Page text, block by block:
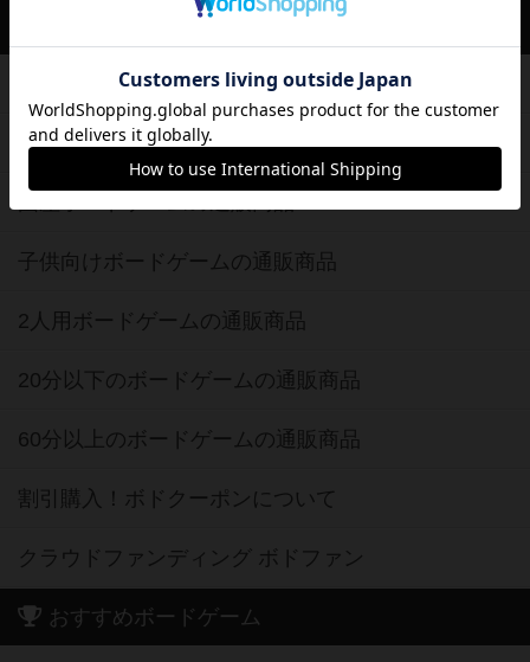
新作・再入荷情報
定番ボードゲームの通販商品
子供向けボードゲームの通販商品
2人用ボードゲームの通販商品
20分以下のボードゲームの通販商品
60分以上のボードゲームの通販商品
割引購入！ボドクーポンについて
クラウドファンディング ボドファン
おすすめボードゲーム